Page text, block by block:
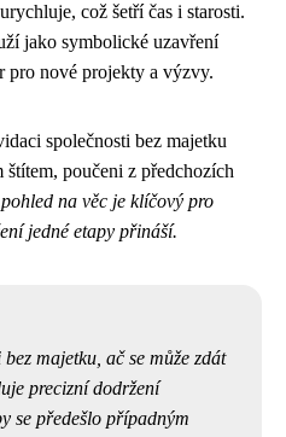
což šetří čas i starosti.
jako symbolické uzavření
pro nové projekty a výzvy.
společnosti bez majetku
poučeni z předchozích
na věc je klíčový pro
jedné etapy přináší.
majetku, ač se může zdát
precizní dodržení
se předešlo případným